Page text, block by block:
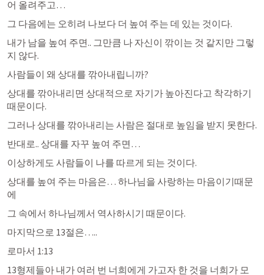
어 올려주고…
그 다음에는 오히려 나보다 더 높여 주는 데 있는 것이다.
내가 남을 높여 주면.. 그만큼 나 자신이 깎이는 것 같지만 그렇
지 않다.
사람들이 왜 상대를 깎아내립니까?
상대를 깎아내리면 상대적으로 자기가 높아진다고 착각하기
때문이다.
그러나 상대를 깎아내리는 사람은 절대로 높임을 받지 못한다.
반대로.. 상대를 자꾸 높여 주면…
이상하게도 사람들이 나를 따르게 되는 것이다.
상대를 높여 주는 마음은… 하나님을 사랑하는 마음이기때문
에
그 속에서 하나님께서 역사하시기 때문이다.
마지막으로 13절은…..
로마서 1:13
13형제들아 내가 여러 번 너희에게 가고자 한 것을 너희가 모